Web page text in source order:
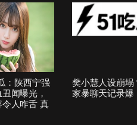
：陕西宁强
闻曝光，
人咋舌 真
樊小慧人设崩塌
家暴聊天记录爆